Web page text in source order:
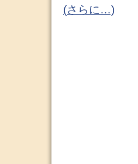
(さらに…)